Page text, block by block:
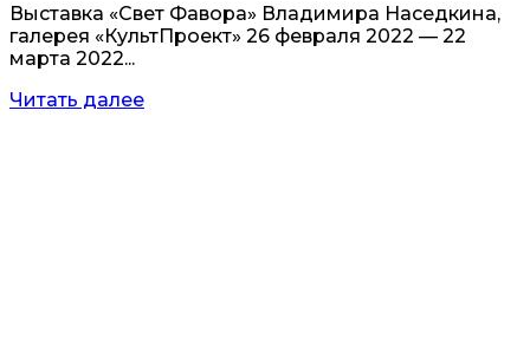
Выставка «Свет Фавора» Владимира Наседкина,
галерея «КультПроект» 26 февраля 2022 — 22
марта 2022...
Читать далее